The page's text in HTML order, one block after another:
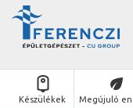
Készülékek Megújuló